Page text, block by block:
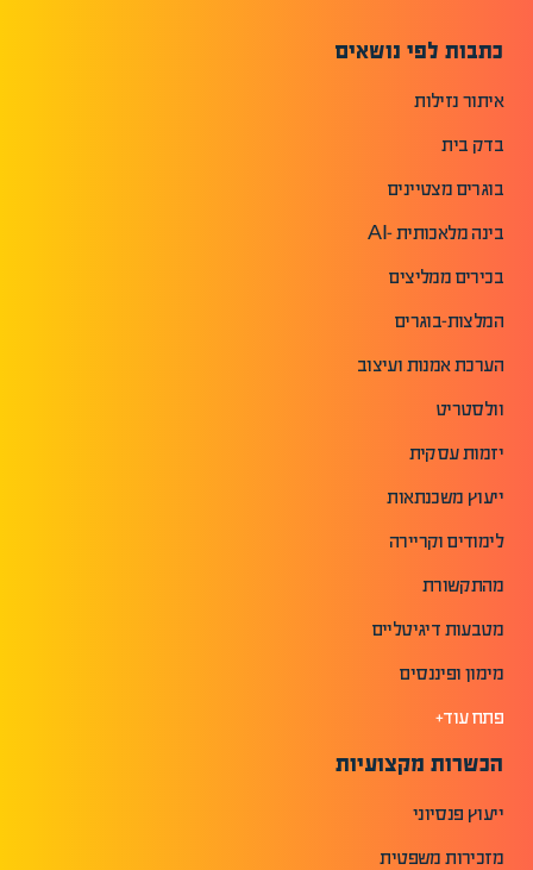
כתבות לפי נושאים
איתור נזילות
בדק בית
בוגרים מצטיינים
בינה מלאכותית -AI
בכירים ממליצים
המלצות-בוגרים
הערכת אמנות ועיצוב
וולסטריט
יזמות עסקית
ייעוץ משכנתאות
לימודים וקריירה
מהתקשורת
מטבעות דיגיטליים
מימון ופיננסים
פתח עוד+
הכשרות מקצועיות
ייעוץ פנסיוני
מזכירות משפטית